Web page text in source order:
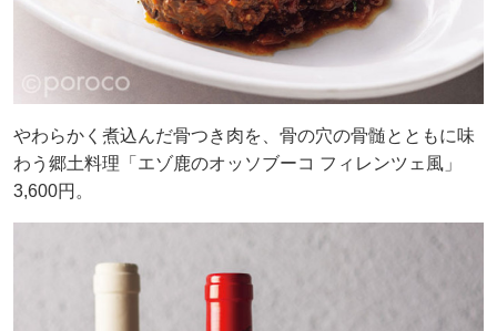
やわらかく煮込んだ骨つき肉を、骨の穴の骨髄とともに味
わう郷土料理「エゾ鹿のオッソブーコ フィレンツェ風」
3,600円。